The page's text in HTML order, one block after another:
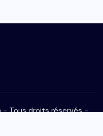
- Tous droits réservés -